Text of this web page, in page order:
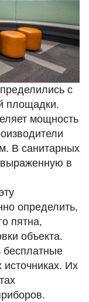
с
площадки.
мощность
В санитарных
в
определить,
пятна,
объекта.
бесплатные
Их